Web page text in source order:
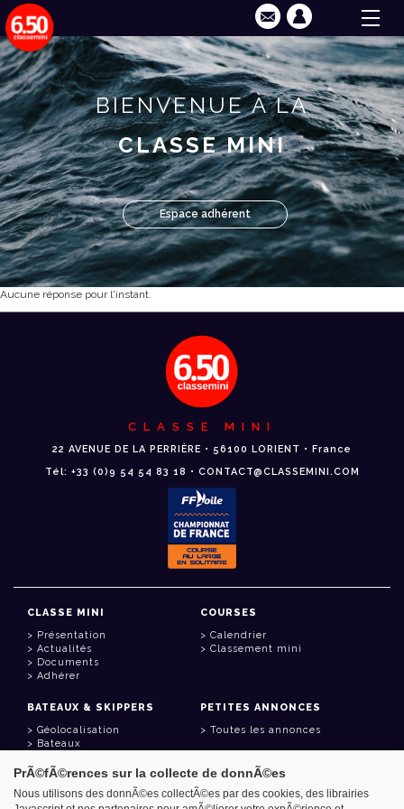
BIENVENUE À LA
CLASSE MINI
Espace adhérent
Aucune réponse pour l'instant.
CLASSE MINI
22 AVENUE DE LA PERRIÈRE • 56100 LORIENT • France
Tél: +33 (0)9 54 54 83 18 • CONTACT@CLASSEMINI.COM
CLASSE MINI
Présentation
Actualités
Documents
Adhérer
COURSES
Calendrier
Classement mini
BATEAUX & SKIPPERS
Géolocalisation
Bateaux
PETITES ANNONCES
Toutes les annonces
LIENS UTILES
PrÃ©fÃ©rences sur la collecte de donnÃ©es
Nous utilisons des donnÃ©es collectÃ©es par des cookies, des librairies